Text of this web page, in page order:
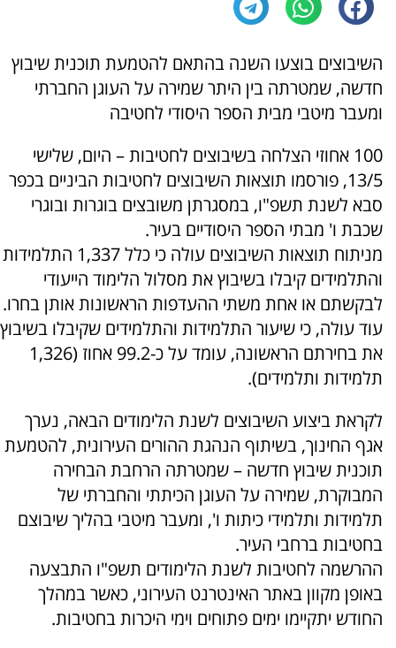
השיבוצים בוצעו השנה בהתאם להטמעת תוכנית שיבוץ
חדשה, שמטרתה בין היתר שמירה על העוגן החברתי
ומעבר מיטבי מבית הספר היסודי לחטיבה
100 אחוזי הצלחה בשיבוצים לחטיבות – היום, שלישי
13/5, פורסמו תוצאות השיבוצים לחטיבות הביניים בכפר
סבא לשנת תשפ"ו, במסגרתן משובצים בוגרות ובוגרי
שכבת ו' מבתי הספר היסודיים בעיר.
מניתוח תוצאות השיבוצים עולה כי כלל 1,337 התלמידות
והתלמידים קיבלו בשיבוץ את מסלול הלימוד הייעודי
לבקשתם או אחת משתי ההעדפות הראשונות אותן בחרו.
עוד עולה, כי שיעור התלמידות והתלמידים שקיבלו בשיבוץ
את בחירתם הראשונה, עומד על כ-99.2 אחוז (1,326
תלמידות ותלמידים).
לקראת ביצוע השיבוצים לשנת הלימודים הבאה, נערך
אגף החינוך, בשיתוף הנהגת ההורים העירונית, להטמעת
תוכנית שיבוץ חדשה – שמטרתה הרחבת הבחירה
המבוקרת, שמירה על העוגן הכיתתי והחברתי של
תלמידות ותלמידי כיתות ו', ומעבר מיטבי בהליך שיבוצם
בחטיבות ברחבי העיר.
ההרשמה לחטיבות לשנת הלימודים תשפ"ו התבצעה
באופן מקוון באתר האינטרנט העירוני, כאשר במהלך
החודש יתקיימו ימים פתוחים וימי היכרות בחטיבות.